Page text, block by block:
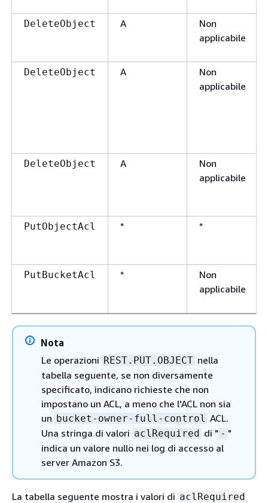
DeleteObject A
Non
applicabile
DeleteObject A
Non
applicabile
DeleteObject A
Non
applicabile
PutObjectAcl * *
PutBucketAcl *
Non
applicabile
Nota
Le operazioni REST.PUT.OBJECT nella
tabella seguente, se non diversamente
specificato, indicano richieste che non
impostano un ACL, a meno che l'ACL non sia
un bucket-owner-full-control ACL.
Una stringa di valori aclRequired di " - "
indica un valore nullo nei log di accesso al
server Amazon S3.
La tabella seguente mostra i valori di aclRequired